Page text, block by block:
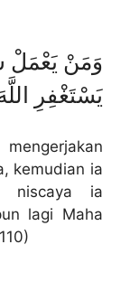
وَمَنْ يَعْمَلْ
يَسْتَغْفِرِ
kemudian ia
niscaya ia
lagi Maha